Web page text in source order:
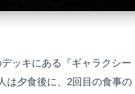
ッキにある『ギャラクシー
は夕食後に、2回目の食事の